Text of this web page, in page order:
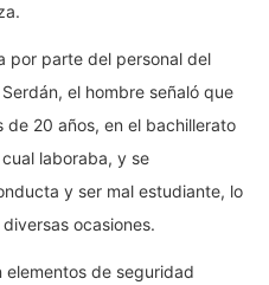
por parte del personal del
el hombre señaló que
de 20 años, en el bachillerato
laboraba, y se
y ser mal estudiante, lo
ocasiones.
elementos de seguridad